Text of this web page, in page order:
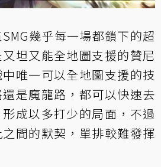
幾乎每一場都鎖下的超
坦又能全地圖支援的贊尼
唯一可以全地圖支援的技
是魔龍路，都可以快速去
成以多打少的局面，不過
間的默契，單排較難發揮